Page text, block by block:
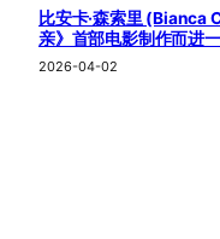
比安卡·森索里 (Bianca
亲》首部电影制作而进
2026-04-02